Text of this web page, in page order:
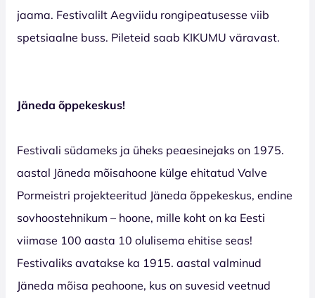
jaama. Festivalilt Aegviidu rongipeatusesse viib
spetsiaalne buss. Pileteid saab KIKUMU väravast.
Jäneda õppekeskus!
Festivali südameks ja üheks peaesinejaks on 1975.
aastal Jäneda mõisahoone külge ehitatud Valve
Pormeistri projekteeritud Jäneda õppekeskus, endine
sovhoostehnikum – hoone, mille koht on ka Eesti
viimase 100 aasta 10 olulisema ehitise seas!
Festivaliks avatakse ka 1915. aastal valminud
Jäneda mõisa peahoone, kus on suvesid veetnud